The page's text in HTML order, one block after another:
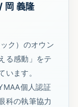
岡 義隆
ク）のオウン
る感動」をテ
います。
個人認証
科の執筆協力